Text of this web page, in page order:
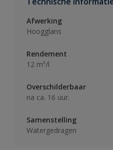
Afwerking
Hoogglans
Rendement
12 m²/l
Overschilderbaar
na ca. 16 uur.
Samenstelling
Watergedragen